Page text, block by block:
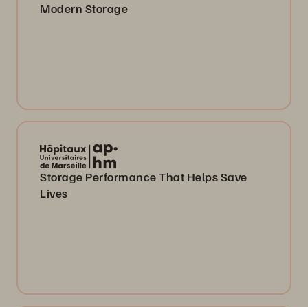
Modern Storage
Storage Performance That Helps Save
Lives